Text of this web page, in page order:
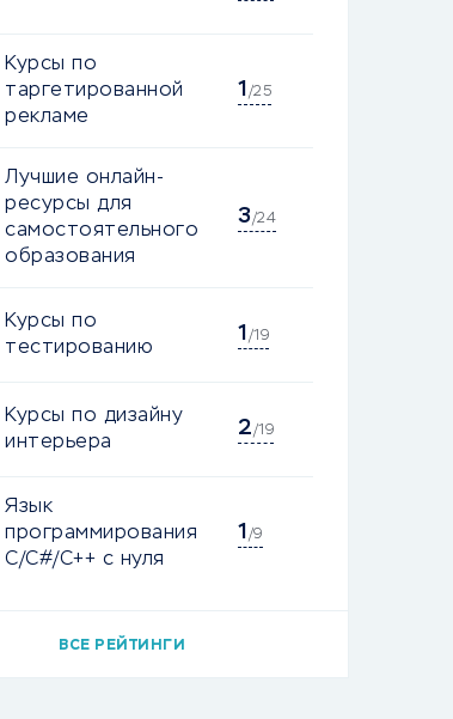
Курсы по
таргетированной
рекламе
1 /25
Лучшие онлайн-
ресурсы для
самостоятельного
образования
3/24
Курсы по
тестированию
1 /19
Курсы по дизайну
интерьера
2/19
Язык
программирования
C/C#/C++ с нуля
1 /9
ВСЕ РЕЙТИНГИ